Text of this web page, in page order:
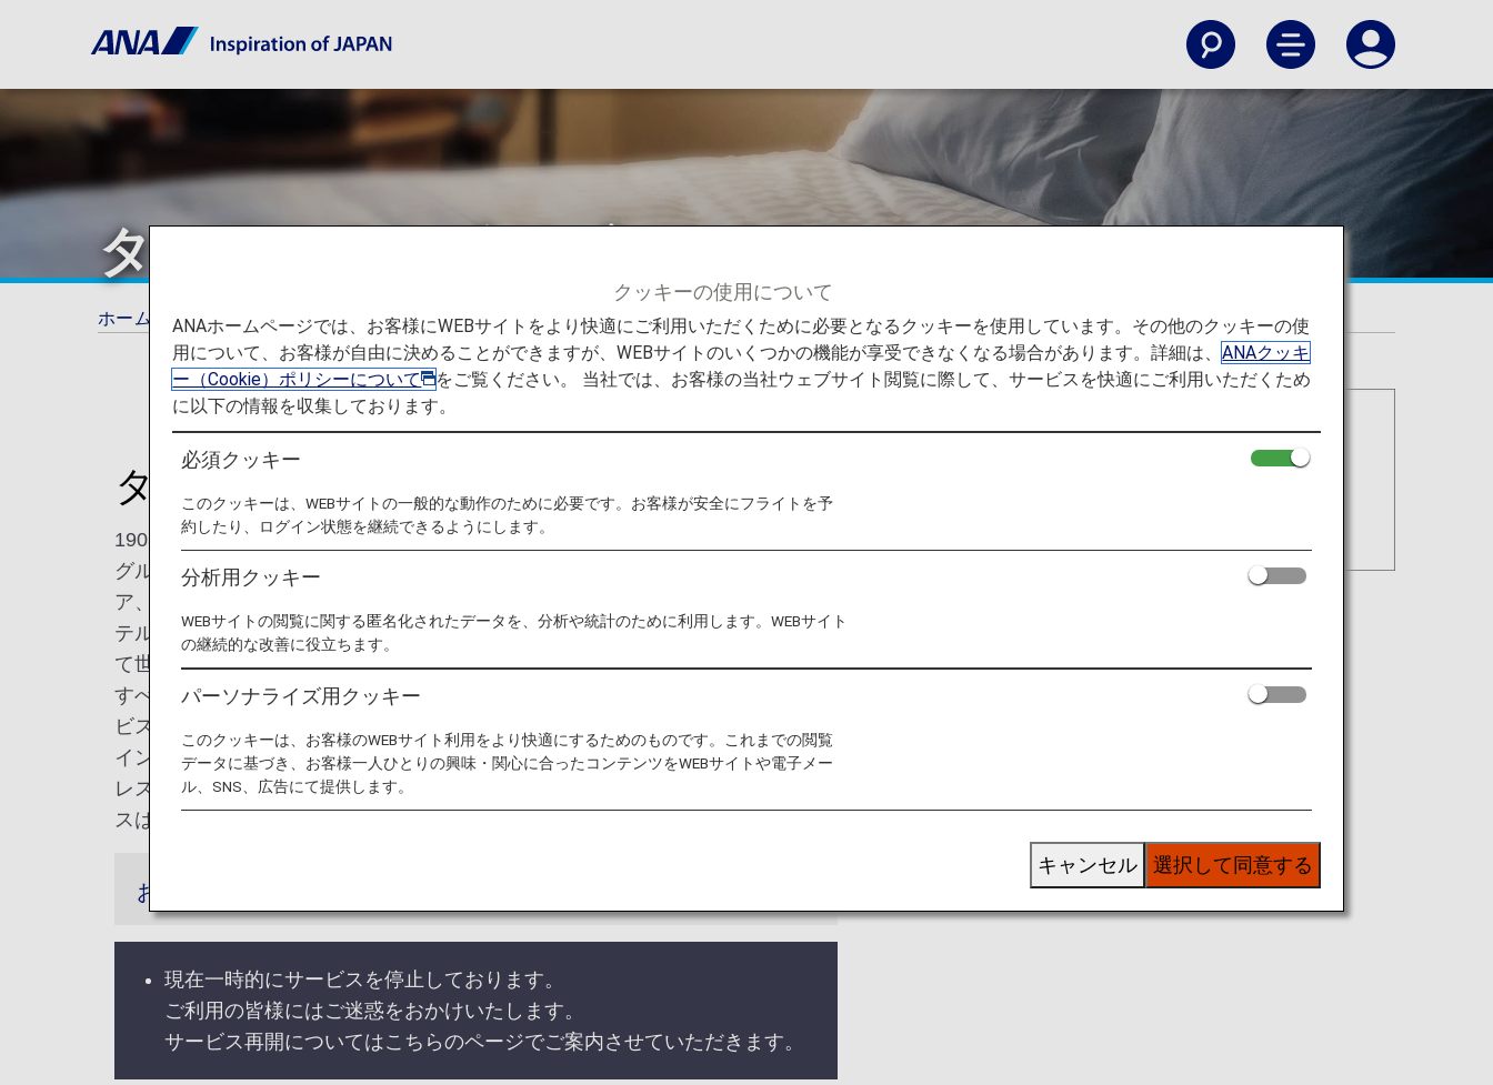
タージ ホテルズ リゾーツ＆パレス
ホーム ANAマイレージクラブ 提携ホテル タージ ホテルズ リゾーツ＆パレス
タージ ホテルズ リゾーツ＆パレス
1903年創業のタージ ホテルズ リゾーツ&パレスは、アジアで最大級のホテル
グループのひとつで、インドをはじめ、モルディブ、マレーシア、オーストラリ
ア、イギリス、アメリカ、ブータン、スリランカ、アフリカ、中東に国際的なホ
テルを持っています。現代ビジネスホテルやのどかなビーチリゾートの象徴とし
て世界に有名なものから、実際のラージプートの宮殿を使ったものに至るまで、
すべてのホテルにおいて、インドのホスピタリティー精神と、世界レベルのサー
ビス・優雅さを融合させた他にはない無類のサービスを提供いたします。また、
インドのホスピタリティーの象徴である「タージ」は最近タージ マハール パ
レス&タワー，ムンバイを完成させました。タージ ホテルズ リゾーツ&パレ
スは、インドの有名なタタグループの一員です。
お知らせ
現在一時的にサービスを停止しております。
ご利用の皆様にはご迷惑をおかけいたします。
サービス再開についてはこちらのページでご案内させていただきます。
クッキーの使用について
ANAホームページでは、お客様にWEBサイトをより快適にご利用いただくために必要となるクッキーを使用しています。その他のクッキーの使
用について、お客様が自由に決めることができますが、WEBサイトのいくつかの機能が享受できなくなる場合があります。詳細は、ANAクッキ
ー（Cookie）ポリシーについて
をご覧ください。 当社では、お客様の当社ウェブサイト閲覧に際して、サービスを快適にご利用いただくため
に以下の情報を収集しております。
必須クッキー
このクッキーは、WEBサイトの一般的な動作のために必要です。お客様が安全にフライトを予
約したり、ログイン状態を継続できるようにします。
分析用クッキー
WEBサイトの閲覧に関する匿名化されたデータを、分析や統計のために利用します。WEBサイト
の継続的な改善に役立ちます。
パーソナライズ用クッキー
このクッキーは、お客様のWEBサイト利用をより快適にするためのものです。これまでの閲覧
データに基づき、お客様一人ひとりの興味・関心に合ったコンテンツをWEBサイトや電子メー
ル、SNS、広告にて提供します。
選択して同意する
キャンセル